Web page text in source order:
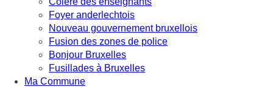
Foyer anderlechtois
Nouveau gouvernement bruxellois
Fusion des zones de police
Bonjour Bruxelles
Fusillades à Bruxelles
Ma Commune